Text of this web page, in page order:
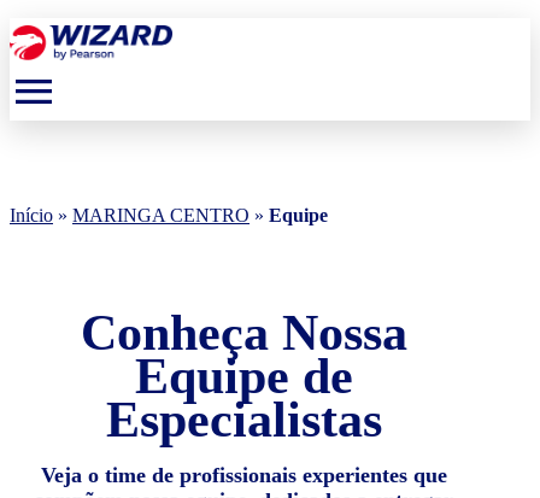
menu
Início » MARINGA CENTRO » Equipe
Conheça Nossa
Equipe de
Especialistas
Veja o time de profissionais experientes que